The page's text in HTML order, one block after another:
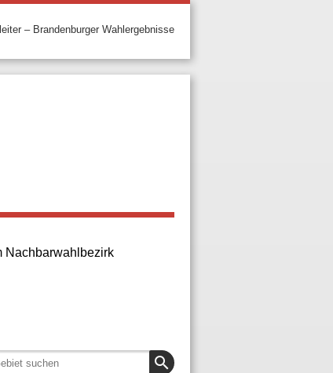
– Brandenburger Wahlergebnisse
Nachbarwahlbezirk
search